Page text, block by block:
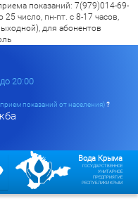
показаний: 7(979)014-69-
число, пн-пт. с 8-17 часов,
для абонентов
20:00
показаний от населения)?
Вода Крыма
ГОСУДАРСТВЕННОЕ
УНИТАРНОЕ
ПРЕДПРИЯТИЕ
РЕСПУБЛИКИ КРЫМ